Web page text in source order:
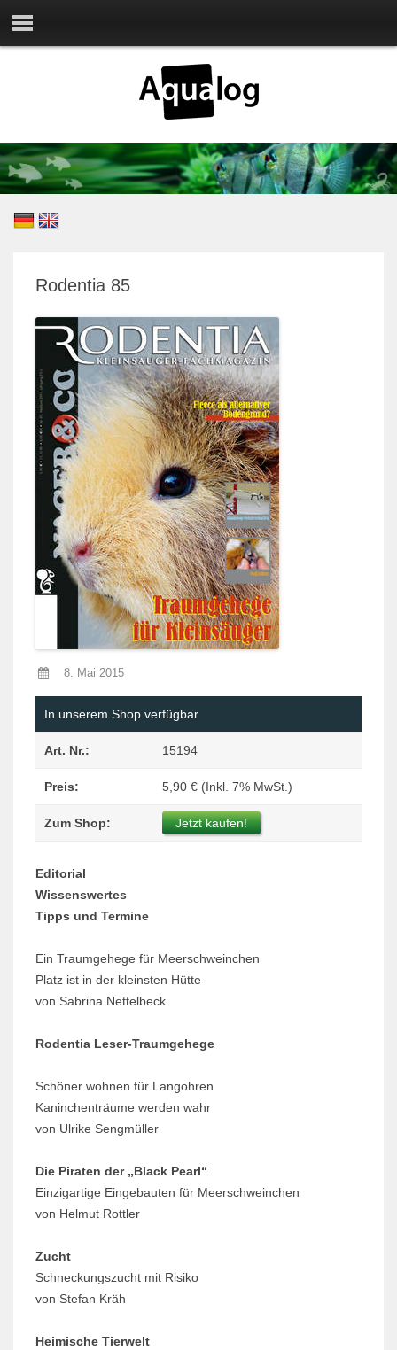
Rodentia 85
8. Mai 2015
In unserem Shop verfügbar
Art. Nr.: 15194
Preis: 5,90 € (Inkl. 7% MwSt.)
Zum Shop: Jetzt kaufen!
Editorial
Wissenswertes
Tipps und Termine
Ein Traumgehege für Meerschweinchen
Platz ist in der kleinsten Hütte
von Sabrina Nettelbeck
Rodentia Leser-Traumgehege
Schöner wohnen für Langohren
Kaninchenträume werden wahr
von Ulrike Sengmüller
Die Piraten der „Black Pearl“
Einzigartige Eingebauten für Meerschweinchen
von Helmut Rottler
Zucht
Schneckungszucht mit Risiko
von Stefan Kräh
Heimische Tierwelt